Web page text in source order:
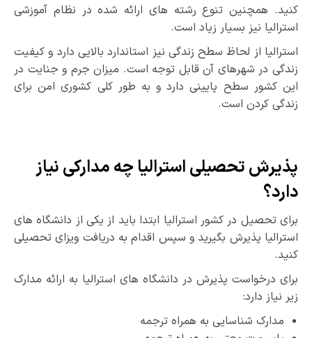
کنید. هم­چنین تنوع رشته­ های ارائه شده در نظام آموزشی
استرالیا نیز بسیار زیاد است.
استرالیا از لحاظ سطح زندگی نیز استاندارد بالایی دارد و کیفیت
زندگی در شهرهای آن قابل توجه است. میزان جرم و جنایت در
این کشور سطح پایینی دارد و به طور کلی کشوری امن برای
زندگی کردن است.
پذیرش تحصیلی استرالیا چه مدارکی نیاز
دارد؟
برای تحصیل در کشور استرالیا ابتدا باید از یکی از دانشگاه­ های
استرالیا پذیرش بگیرید و سپس اقدام به دریافت ویزای تحصیلی
کنید.
برای درخواست پذیرش در دانشگاه­ های استرالیا به ارائه مدارک
زیر نیاز دارد:
مدارک شناسایی به همراه ترجمه